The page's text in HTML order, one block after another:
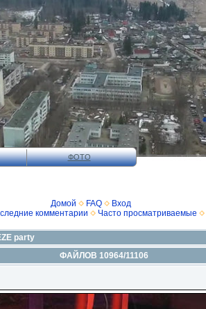
ФОТО
Домой FAQ
Вход
комментарии Часто просматриваемые
party
ФАЙЛОВ 10964/11106